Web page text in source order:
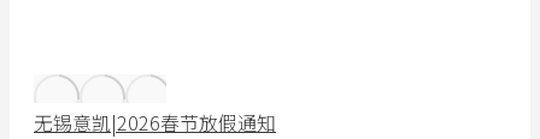
无锡意凯|2026春节放假通知